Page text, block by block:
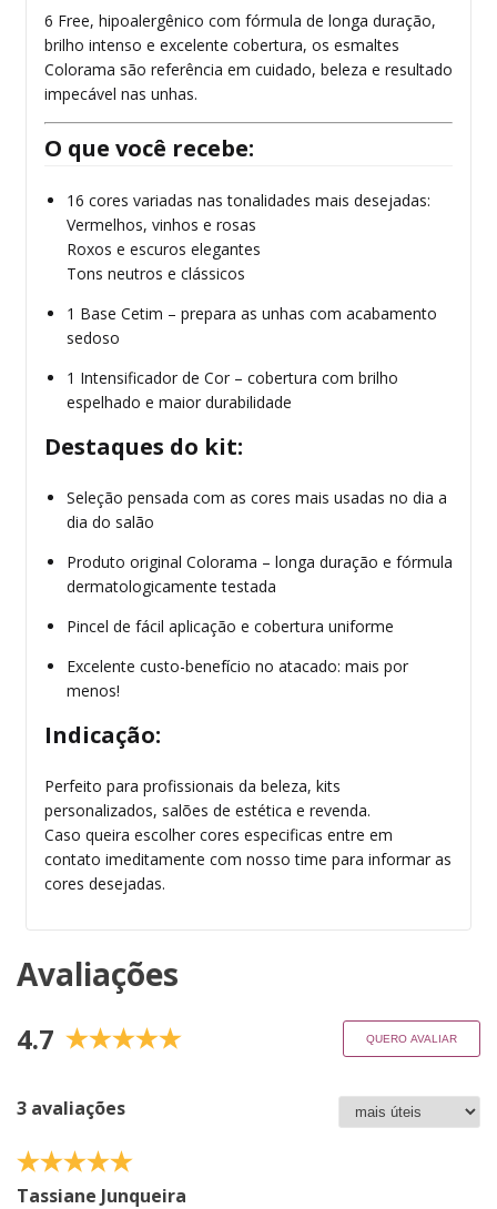
6 Free, hipoalergênico com fórmula de longa duração,
brilho intenso e excelente cobertura, os esmaltes
Colorama são referência em cuidado, beleza e resultado
impecável nas unhas.
O que você recebe:
16 cores variadas nas tonalidades mais desejadas:
Vermelhos, vinhos e rosas
Roxos e escuros elegantes
Tons neutros e clássicos
1 Base Cetim – prepara as unhas com acabamento
sedoso
1 Intensificador de Cor – cobertura com brilho
espelhado e maior durabilidade
Destaques do kit:
Seleção pensada com as cores mais usadas no dia a
dia do salão
Produto original Colorama – longa duração e fórmula
dermatologicamente testada
Pincel de fácil aplicação e cobertura uniforme
Excelente custo-benefício no atacado: mais por
menos!
Indicação:
Perfeito para profissionais da beleza, kits
personalizados, salões de estética e revenda.
Caso queira escolher cores especificas entre em
contato imeditamente com nosso time para informar as
cores desejadas.
Avaliações
4.7 QUERO AVALIAR
3 avaliações
Tassiane Junqueira